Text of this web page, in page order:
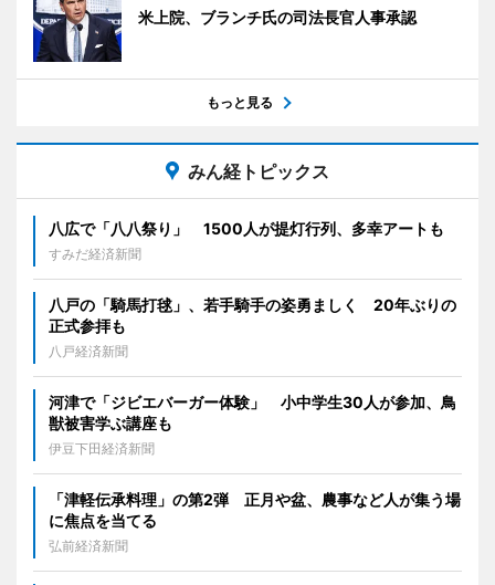
米上院、ブランチ氏の司法長官人事承認
もっと見る
みん経トピックス
八広で「八八祭り」 1500人が提灯行列、多幸アートも
すみだ経済新聞
八戸の「騎馬打毬」、若手騎手の姿勇ましく 20年ぶりの
正式参拝も
八戸経済新聞
河津で「ジビエバーガー体験」 小中学生30人が参加、鳥
獣被害学ぶ講座も
伊豆下田経済新聞
「津軽伝承料理」の第2弾 正月や盆、農事など人が集う場
に焦点を当てる
弘前経済新聞